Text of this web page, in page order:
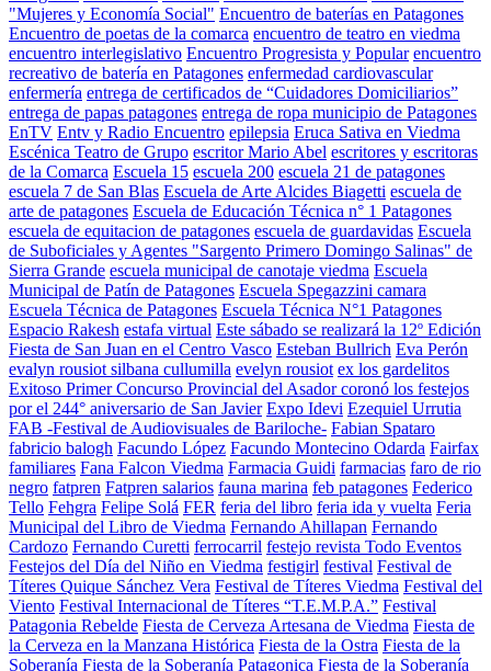
"Mujeres y Economía Social" Encuentro de baterías en Patagones
Encuentro de poetas de la comarca encuentro de teatro en viedma
encuentro interlegislativo Encuentro Progresista y Popular encuentro
recreativo de batería en Patagones enfermedad cardiovascular
enfermería entrega de certificados de “Cuidadores Domiciliarios”
entrega de papas patagones entrega de ropa municipio de Patagones
EnTV Entv y Radio Encuentro epilepsia Eruca Sativa en Viedma
Escénica Teatro de Grupo escritor Mario Abel escritores y escritoras
de la Comarca Escuela 15 escuela 200 escuela 21 de patagones
escuela 7 de San Blas Escuela de Arte Alcides Biagetti escuela de
arte de patagones Escuela de Educación Técnica n° 1 Patagones
escuela de equitacion de patagones escuela de guardavidas Escuela
de Suboficiales y Agentes "Sargento Primero Domingo Salinas" de
Sierra Grande escuela municipal de canotaje viedma Escuela
Municipal de Patín de Patagones Escuela Spegazzini camara
Escuela Técnica de Patagones Escuela Técnica N°1 Patagones
Espacio Rakesh estafa virtual Este sábado se realizará la 12º Edición
Fiesta de San Juan en el Centro Vasco Esteban Bullrich Eva Perón
evalyn rousiot silbana cullumilla evelyn rousiot ex los gardelitos
Exitoso Primer Concurso Provincial del Asador coronó los festejos
por el 244° aniversario de San Javier Expo Idevi Ezequiel Urrutia
FAB -Festival de Audiovisuales de Bariloche- Fabian Spataro
fabricio balogh Facundo López Facundo Montecino Odarda Fairfax
familiares Fana Falcon Viedma Farmacia Guidi farmacias faro de rio
negro fatpren Fatpren salarios fauna marina feb patagones Federico
Tello Fehgra Felipe Solá FER feria del libro feria ida y vuelta Feria
Municipal del Libro de Viedma Fernando Ahillapan Fernando
Cardozo Fernando Curetti ferrocarril festejo revista Todo Eventos
Festejos del Día del Niño en Viedma festigirl festival Festival de
Títeres Quique Sánchez Vera Festival de Títeres Viedma Festival del
Viento Festival Internacional de Títeres “T.E.M.P.A.” Festival
Patagonia Rebelde Fiesta de Cerveza Artesana de Viedma Fiesta de
la Cerveza en la Manzana Histórica Fiesta de la Ostra Fiesta de la
Soberanía Fiesta de la Soberanía Patagonica Fiesta de la Soberanía